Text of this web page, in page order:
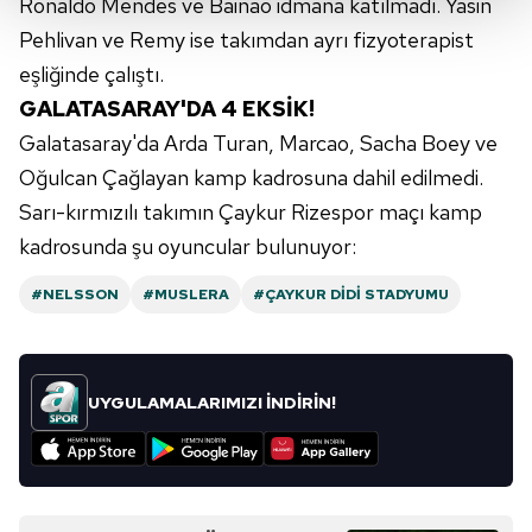
Her halükârda, kullanıcılar, bu çerezlere izin vermedikleri
takdirde, kullanıcılara hedefli reklamlar
gösterilmeyecektir."
Sizlere daha iyi bir hizmet sunabilmek için İnternet
Sitemizde kendimize ve üçüncü kişilere ait çerezler
kullanılmaktadır. Bu çerezler vasıtasıyla çeşitli kişisel
verileriniz işlenmekte olup gerekli olan çerezler bilgi
toplumu hizmetlerinin sunulması amacıyla
kullanılmaktadır. Diğer çerezler, sitemizin daha işlevsel
sınırlı olarak açık rızanız dahilinde kullanılacaktır.
Çerezlere ilişkin tercihlerinizi aşağıda yer alan panel
vasıtasıyla belirleyebilirsiniz. Çerezlere ilişkin detaylı bilgi
için Ayarlar butonuna tıklayabilir,Çerez Bilgilendirme
Ronaldo Mendes ve Bainao idmana katılmadı. Yasin
Pehlivan ve Remy ise takımdan ayrı fizyoterapist
eşliğinde çalıştı.
GALATASARAY'DA 4 EKSİK!
Galatasaray'da Arda Turan, Marcao, Sacha Boey ve
Oğulcan Çağlayan kamp kadrosuna dahil edilmedi.
Sarı-kırmızılı takımın Çaykur Rizespor maçı kamp
kadrosunda şu oyuncular bulunuyor:
#NELSSON #MUSLERA #ÇAYKUR DIDI STADYUMU
UYGULAMALARIMIZI İNDİRİN!